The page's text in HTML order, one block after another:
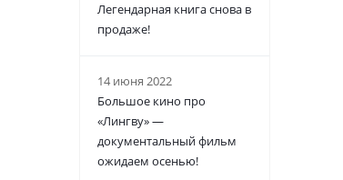
Легендарная книга снова в
продаже!
14 июня 2022
Большое кино про
«Лингву» —
документальный фильм
ожидаем осенью!